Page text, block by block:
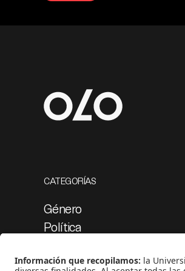
CATEGORÍAS
Género
Política
Medio ambiente